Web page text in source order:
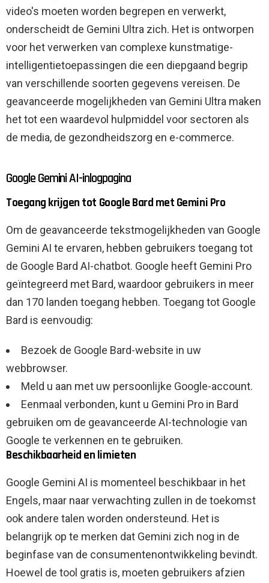
video's moeten worden begrepen en verwerkt,
onderscheidt de Gemini Ultra zich. Het is ontworpen
voor het verwerken van complexe kunstmatige-
intelligentietoepassingen die een diepgaand begrip
van verschillende soorten gegevens vereisen. De
geavanceerde mogelijkheden van Gemini Ultra maken
het tot een waardevol hulpmiddel voor sectoren als
de media, de gezondheidszorg en e-commerce.
Google Gemini AI-inlogpagina
Toegang krijgen tot Google Bard met Gemini Pro
Om de geavanceerde tekstmogelijkheden van Google
Gemini AI te ervaren, hebben gebruikers toegang tot
de Google Bard AI-chatbot. Google heeft Gemini Pro
geïntegreerd met Bard, waardoor gebruikers in meer
dan 170 landen toegang hebben. Toegang tot Google
Bard is eenvoudig:
Bezoek de Google Bard-website in uw
webbrowser.
Meld u aan met uw persoonlijke Google-account.
Eenmaal verbonden, kunt u Gemini Pro in Bard
gebruiken om de geavanceerde AI-technologie van
Google te verkennen en te gebruiken.
Beschikbaarheid en limieten
Google Gemini AI is momenteel beschikbaar in het
Engels, maar naar verwachting zullen in de toekomst
ook andere talen worden ondersteund. Het is
belangrijk op te merken dat Gemini zich nog in de
beginfase van de consumentenontwikkeling bevindt.
Hoewel de tool gratis is, moeten gebruikers afzien